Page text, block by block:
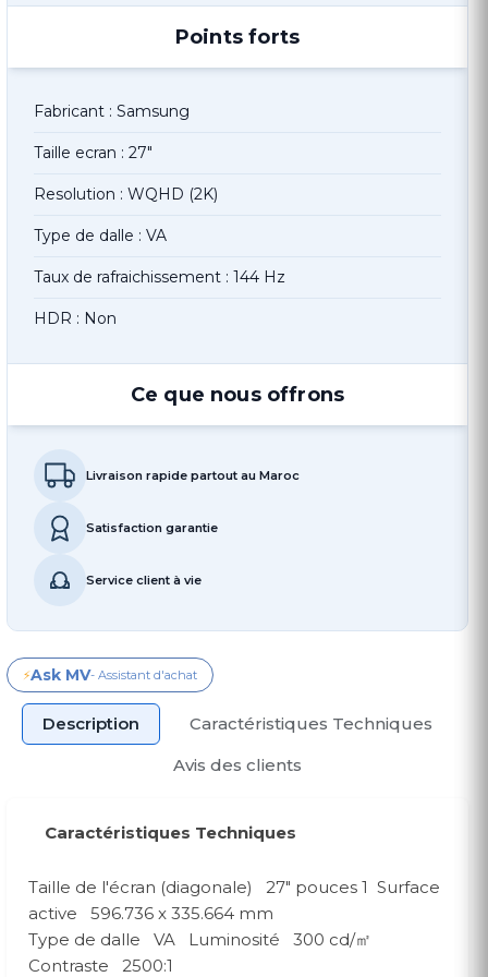
Points forts
Fabricant : Samsung
Taille ecran : 27"
Resolution : WQHD (2K)
Type de dalle : VA
Taux de rafraichissement : 144 Hz
HDR : Non
Ce que nous offrons
Livraison rapide partout au Maroc
Satisfaction garantie
Service client à vie
⚡Ask MV- Assistant d'achat
Description
Caractéristiques Techniques
Avis des clients
Caractéristiques Techniques
Taille de l'écran (diagonale) 27" pouces 1 Surface
active 596.736 x 335.664 mm
Type de dalle VA Luminosité 300 cd/㎡
Contraste 2500:1